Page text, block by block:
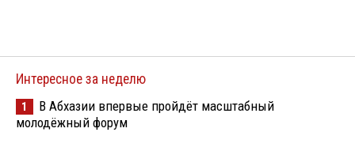
Интересное за неделю
1
В Абхазии впервые пройдёт масштабный
молодёжный форум